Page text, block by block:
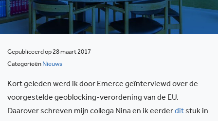
Gepubliceerd op 28 maart 2017
Categorieën Nieuws
Kort geleden werd ik door Emerce geïnterviewd over de
voorgestelde geoblocking-verordening van de EU.
Daarover schreven mijn collega Nina en ik eerderdit stuk in